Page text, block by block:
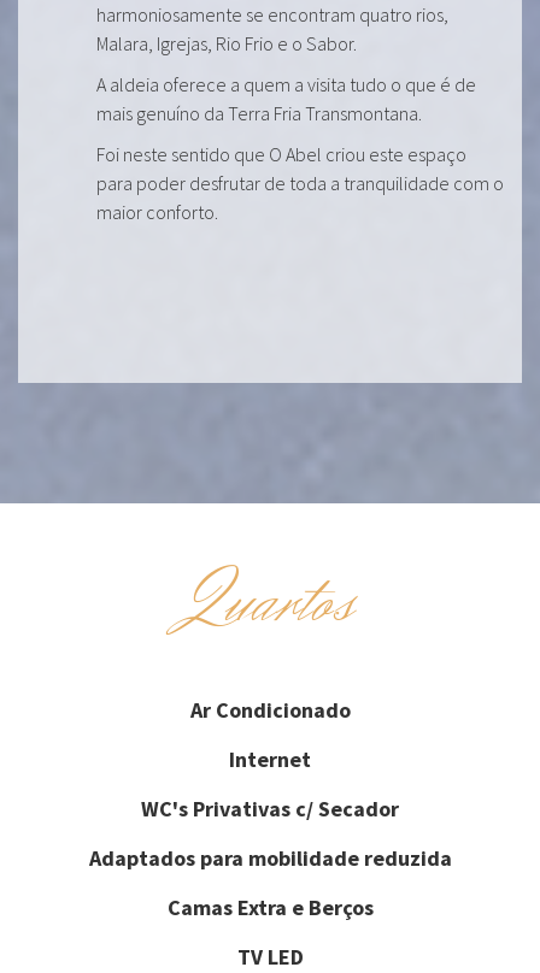
harmoniosamente se encontram quatro rios,
Malara, Igrejas, Rio Frio e o Sabor.
A aldeia oferece a quem a visita tudo o que é de
mais genuíno da Terra Fria Transmontana.
Foi neste sentido que O Abel criou este espaço
para poder desfrutar de toda a tranquilidade com o
maior conforto.
Quartos
Ar Condicionado
Internet
WC's Privativas c/ Secador
Adaptados para mobilidade reduzida
Camas Extra e Berços
TV LED